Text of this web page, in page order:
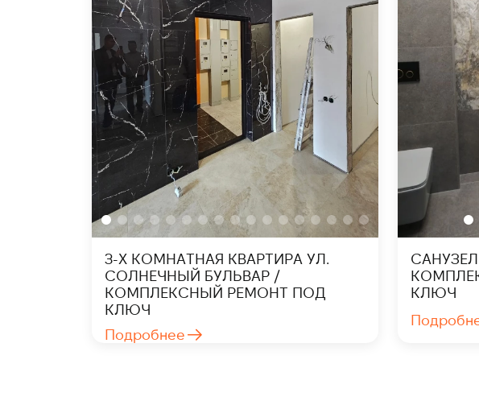
3-Х КОМНАТНАЯ КВАРТИРА УЛ.
СОЛНЕЧНЫЙ БУЛЬВАР /
КОМПЛЕКСНЫЙ РЕМОНТ ПОД
КЛЮЧ
Подробнее
КЛЮЧ